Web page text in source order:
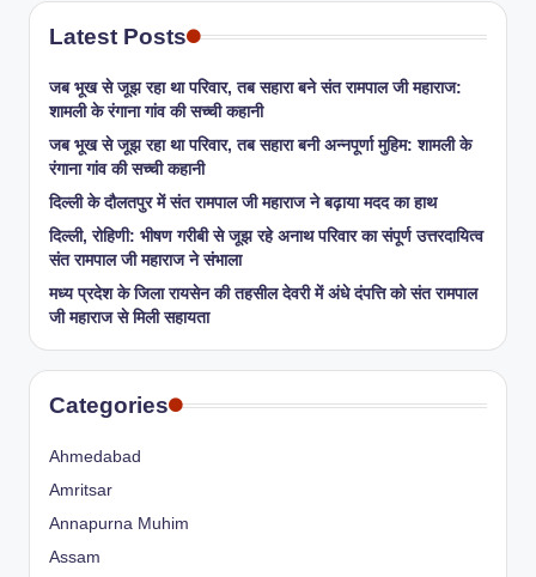
Latest Posts
जब भूख से जूझ रहा था परिवार, तब सहारा बने संत रामपाल जी महाराज:
शामली के रंगाना गांव की सच्ची कहानी
जब भूख से जूझ रहा था परिवार, तब सहारा बनी अन्नपूर्णा मुहिम: शामली के
रंगाना गांव की सच्ची कहानी
​दिल्ली के दौलतपुर में संत रामपाल जी महाराज ने बढ़ाया मदद का हाथ
दिल्ली, रोहिणी: भीषण गरीबी से जूझ रहे अनाथ परिवार का संपूर्ण उत्तरदायित्व
संत रामपाल जी महाराज ने संभाला
मध्य प्रदेश के जिला रायसेन की तहसील देवरी में अंधे दंपत्ति को संत रामपाल
जी महाराज से मिली सहायता
Categories
Ahmedabad
Amritsar
Annapurna Muhim
Assam